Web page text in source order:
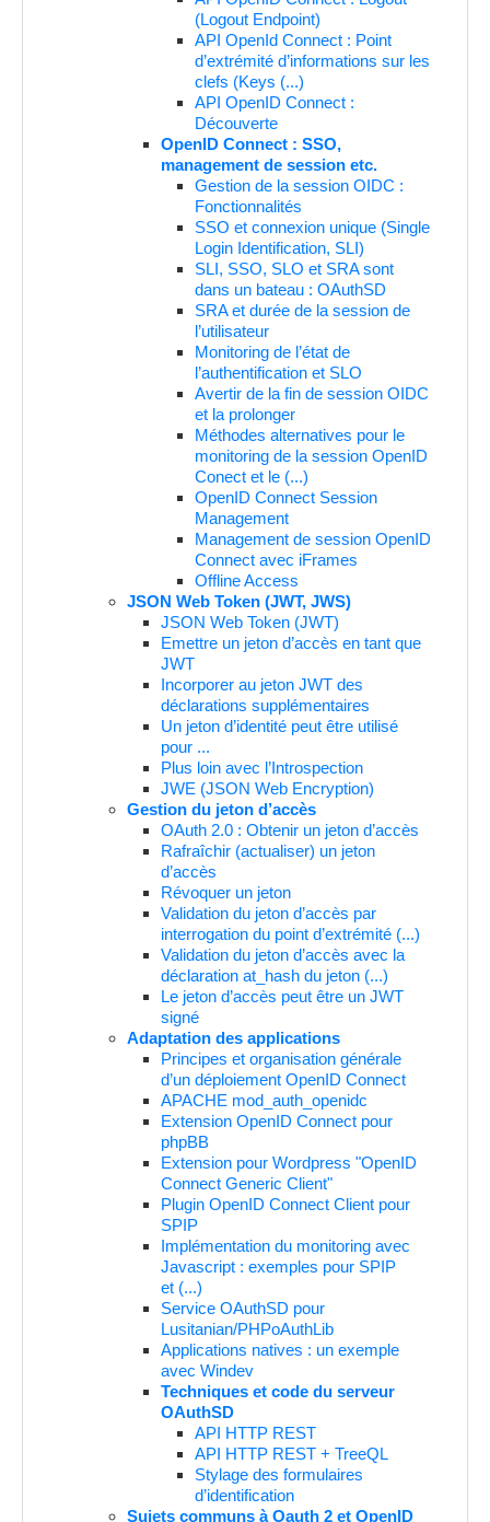
(Logout Endpoint)
API OpenId Connect : Point
d’extrémité d’informations sur les
clefs (Keys (...)
API OpenID Connect :
Découverte
OpenID Connect : SSO,
management de session etc.
Gestion de la session OIDC :
Fonctionnalités
SSO et connexion unique (Single
Login Identification, SLI)
SLI, SSO, SLO et SRA sont
dans un bateau : OAuthSD
SRA et durée de la session de
l’utilisateur
Monitoring de l’état de
l’authentification et SLO
Avertir de la fin de session OIDC
et la prolonger
Méthodes alternatives pour le
monitoring de la session OpenID
Conect et le (...)
OpenID Connect Session
Management
Management de session OpenID
Connect avec iFrames
Offline Access
JSON Web Token (JWT, JWS)
JSON Web Token (JWT)
Emettre un jeton d’accès en tant que
JWT
Incorporer au jeton JWT des
déclarations supplémentaires
Un jeton d’identité peut être utilisé
pour ...
Plus loin avec l’Introspection
JWE (JSON Web Encryption)
Gestion du jeton d’accès
OAuth 2.0 : Obtenir un jeton d’accès
Rafraîchir (actualiser) un jeton
d’accès
Révoquer un jeton
Validation du jeton d’accès par
interrogation du point d’extrémité (...)
Validation du jeton d’accès avec la
déclaration at_hash du jeton (...)
Le jeton d’accès peut être un JWT
signé
Adaptation des applications
Principes et organisation générale
d’un déploiement OpenID Connect
APACHE mod_auth_openidc
Extension OpenID Connect pour
phpBB
Extension pour Wordpress "OpenID
Connect Generic Client"
Plugin OpenID Connect Client pour
SPIP
Implémentation du monitoring avec
Javascript : exemples pour SPIP
et (...)
Service OAuthSD pour
Lusitanian/PHPoAuthLib
Applications natives : un exemple
avec Windev
Techniques et code du serveur
OAuthSD
API HTTP REST
API HTTP REST + TreeQL
Stylage des formulaires
d’identification
Sujets communs à Oauth 2 et OpenID